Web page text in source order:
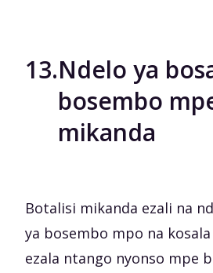
13.Ndelo ya
bosembo
mikanda
Botalisi mikanda ezali na
ya bosembo mpo na
ezala ntango nyonso mpe